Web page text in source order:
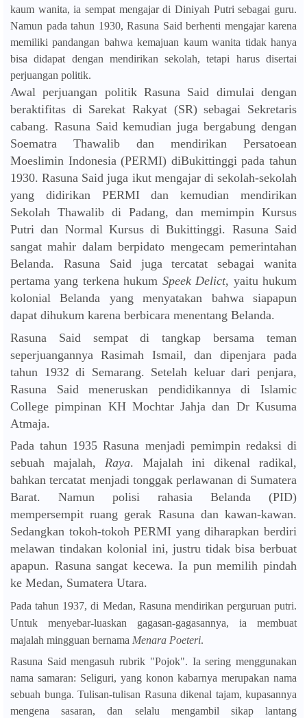
kaum wanita, ia sempat mengajar di Diniyah Putri sebagai guru.
Namun pada tahun 1930, Rasuna Said berhenti mengajar karena
memiliki pandangan bahwa kemajuan kaum wanita tidak hanya
bisa didapat dengan mendirikan sekolah, tetapi harus disertai
perjuangan politik.
Awal perjuangan politik Rasuna Said dimulai dengan
beraktifitas di Sarekat Rakyat (SR) sebagai Sekretaris
cabang. Rasuna Said kemudian juga bergabung dengan
Soematra Thawalib dan mendirikan Persatoean
Moeslimin Indonesia (PERMI) diBukittinggi pada tahun
1930. Rasuna Said juga ikut mengajar di sekolah-sekolah
yang didirikan PERMI dan kemudian mendirikan
Sekolah Thawalib di Padang, dan memimpin Kursus
Putri dan Normal Kursus di Bukittinggi. Rasuna Said
sangat mahir dalam berpidato mengecam pemerintahan
Belanda. Rasuna Said juga tercatat sebagai wanita
pertama yang terkena hukum Speek Delict, yaitu hukum
kolonial Belanda yang menyatakan bahwa siapapun
dapat dihukum karena berbicara menentang Belanda.
Rasuna Said sempat di tangkap bersama teman
seperjuangannya Rasimah Ismail, dan dipenjara pada
tahun 1932 di Semarang. Setelah keluar dari penjara,
Rasuna Said meneruskan pendidikannya di Islamic
College pimpinan KH Mochtar Jahja dan Dr Kusuma
Atmaja.
Pada tahun 1935 Rasuna menjadi pemimpin redaksi di
sebuah majalah, Raya. Majalah ini dikenal radikal,
bahkan tercatat menjadi tonggak perlawanan di Sumatera
Barat. Namun polisi rahasia Belanda (PID)
mempersempit ruang gerak Rasuna dan kawan-kawan.
Sedangkan tokoh-tokoh PERMI yang diharapkan berdiri
melawan tindakan kolonial ini, justru tidak bisa berbuat
apapun. Rasuna sangat kecewa. Ia pun memilih pindah
ke Medan, Sumatera Utara.
Pada tahun 1937, di Medan, Rasuna mendirikan perguruan putri.
Untuk menyebar-luaskan gagasan-gagasannya, ia membuat
majalah mingguan bernama Menara Poeteri.
Rasuna Said mengasuh rubrik "Pojok". Ia sering menggunakan
nama samaran: Seliguri, yang konon kabarnya merupakan nama
sebuah bunga. Tulisan-tulisan Rasuna dikenal tajam, kupasannya
mengena sasaran, dan selalu mengambil sikap lantang